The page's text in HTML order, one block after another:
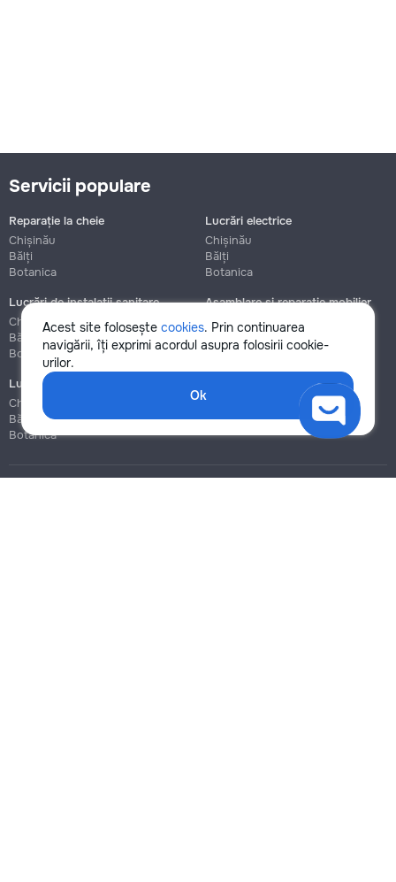
Acest site folosește cookies. Prin continuarea
navigării, îți exprimi acordul asupra folosirii cookie-
urilor.
Ok
Servicii populare
Reparație la cheie
Chișinău
Bălți
Botanica
Lucrări electrice
Chișinău
Bălți
Botanica
Lucrări de instalații sanitare
Chișinău
Bălți
Botanica
Asamblare și reparație mobilier
Chișinău
Botanica
Lucrări de construcție și instalare
Chișinău
Bălți
Botanica